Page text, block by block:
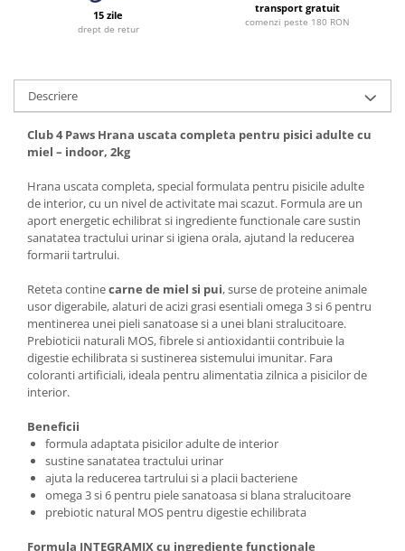
15 zile
drept de retur
transport gratuit
comenzi peste 180 RON
Descriere
Club 4 Paws Hrana uscata completa pentru pisici adulte cu
miel – indoor, 2kg
Hrana uscata completa, special formulata pentru pisicile adulte
de interior, cu un nivel de activitate mai scazut. Formula are un
aport energetic echilibrat si ingrediente functionale care sustin
sanatatea tractului urinar si igiena orala, ajutand la reducerea
formarii tartrului.
Reteta continecarne de miel si pui, surse de proteine animale
usor digerabile, alaturi de acizi grasi esentiali omega 3 si 6 pentru
mentinerea unei pieli sanatoase si a unei blani stralucitoare.
Prebioticii naturali MOS, fibrele si antioxidantii contribuie la
digestie echilibrata si sustinerea sistemului imunitar. Fara
coloranti artificiali, ideala pentru alimentatia zilnica a pisicilor de
interior.
Beneficii
formula adaptata pisicilor adulte de interior
sustine sanatatea tractului urinar
ajuta la reducerea tartrului si a placii bacteriene
omega 3 si 6 pentru piele sanatoasa si blana stralucitoare
prebiotic natural MOS pentru digestie echilibrata
Formula INTEGRAMIX cu ingrediente functionale